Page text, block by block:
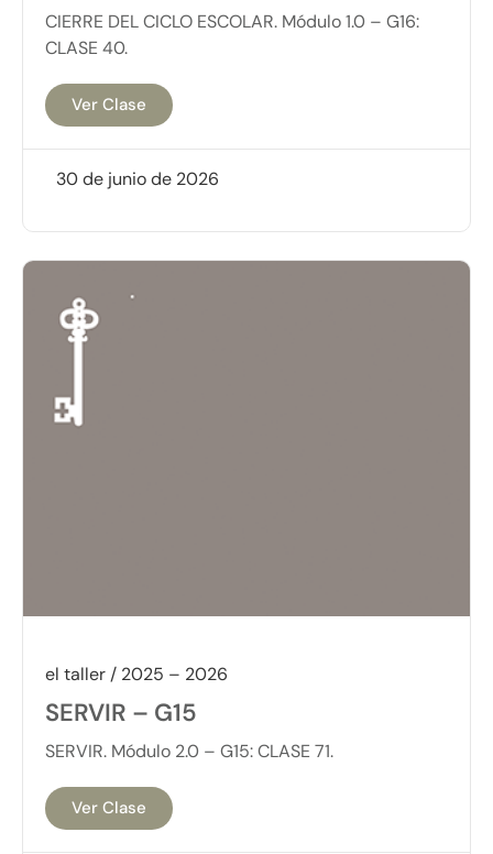
CIERRE DEL CICLO ESCOLAR. Módulo 1.0 – G16:
CLASE 40.
Ver Clase
30 de junio de 2026
el taller / 2025 – 2026
SERVIR – G15
SERVIR. Módulo 2.0 – G15: CLASE 71.
Ver Clase